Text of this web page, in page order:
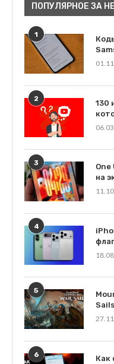
ПОПУЛЯРНОЕ ЗА
1
2
130
3
One
на
4
5
6
Как